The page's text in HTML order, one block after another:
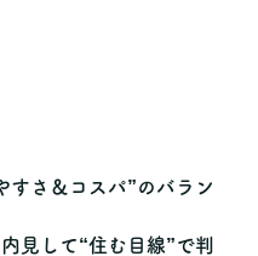
すさ＆コスパ”のバラン
見して“住む目線”で判